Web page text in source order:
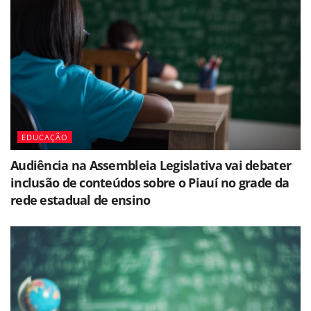
EDUCAÇÃO
Audiência na Assembleia Legislativa vai debater
inclusão de conteúdos sobre o Piauí no grade da
rede estadual de ensino